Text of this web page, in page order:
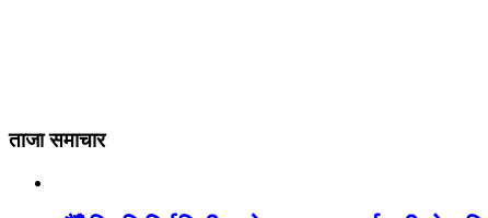
ताजा समाचार